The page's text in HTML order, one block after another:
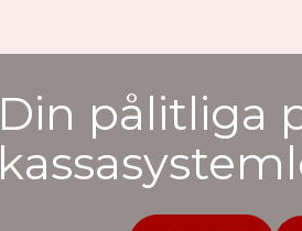
Din pålitliga